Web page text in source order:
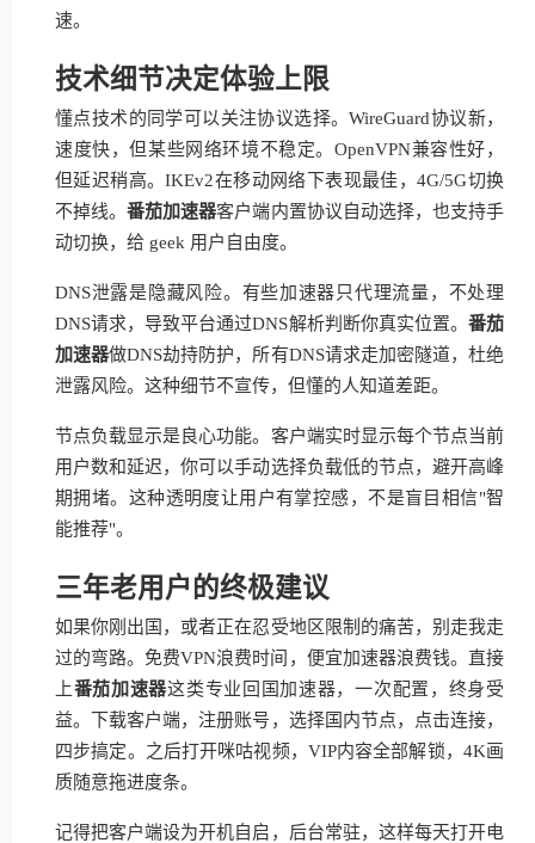
速。
技术细节决定体验上限
懂点技术的同学可以关注协议选择。WireGuard协议新，
速度快，但某些网络环境不稳定。OpenVPN兼容性好，
但延迟稍高。IKEv2在移动网络下表现最佳，4G/5G切换
不掉线。番茄加速器客户端内置协议自动选择，也支持手
动切换，给 geek 用户自由度。
DNS泄露是隐藏风险。有些加速器只代理流量，不处理
DNS请求，导致平台通过DNS解析判断你真实位置。 番茄
加速器做DNS劫持防护，所有DNS请求走加密隧道，杜绝
泄露风险。这种细节不宣传，但懂的人知道差距。
节点负载显示是良心功能。客户端实时显示每个节点当前
用户数和延迟，你可以手动选择负载低的节点，避开高峰
期拥堵。这种透明度让用户有掌控感，不是盲目相信"智
能推荐"。
三年老用户的终极建议
如果你刚出国，或者正在忍受地区限制的痛苦，别走我走
过的弯路。免费VPN浪费时间，便宜加速器浪费钱。直接
上番茄加速器这类专业回国加速器，一次配置，终身受
益。下载客户端，注册账号，选择国内节点，点击连接，
四步搞定。之后打开咪咕视频，VIP内容全部解锁，4K画
质随意拖进度条。
记得把客户端设为开机自启，后台常驻，这样每天打开电